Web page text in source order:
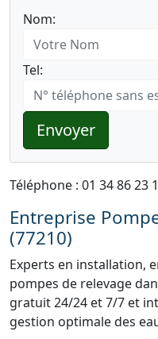
Nom:
Tel:
Envoyer
Téléphone : 01 34 86 23
Entreprise
(77210)
Experts en installation,
pompes de relevage
gratuit 24/24 et 7/7 et
gestion optimale des